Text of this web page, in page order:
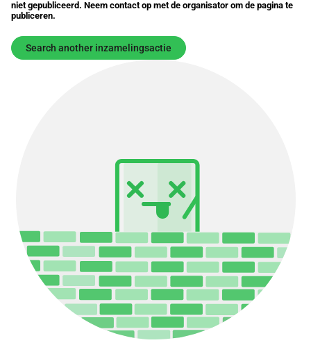
niet gepubliceerd. Neem contact op met de organisator om de pagina te
publiceren.
Search another inzamelingsactie